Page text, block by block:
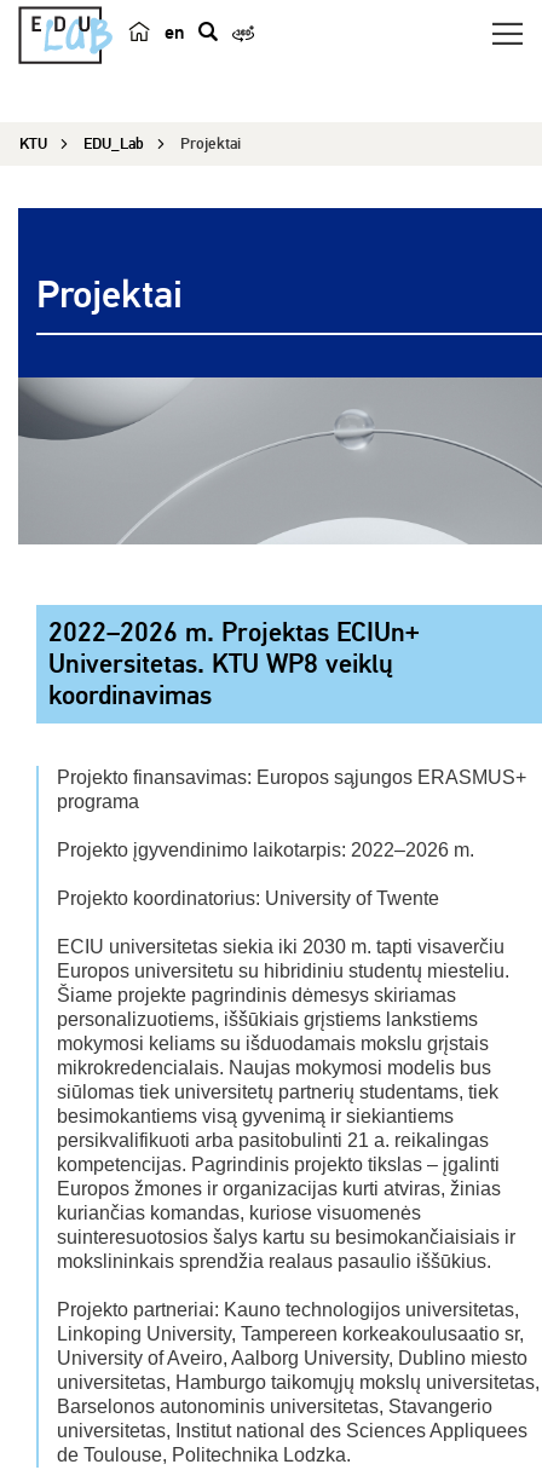
en
e
k
KTU EDU_Lab Projektai
Projektai
2022–2026 m. Projektas ECIUn+
Universitetas. KTU WP8 veiklų
koordinavimas
Projekto finansavimas: Europos sąjungos ERASMUS+
programa
Projekto įgyvendinimo laikotarpis: 2022–2026 m.
Projekto koordinatorius: University of Twente
ECIU universitetas siekia iki 2030 m. tapti visaverčiu
Europos universitetu su hibridiniu studentų miesteliu.
Šiame projekte pagrindinis dėmesys skiriamas
personalizuotiems, iššūkiais grįstiems lankstiems
mokymosi keliams su išduodamais mokslu grįstais
mikrokredencialais. Naujas mokymosi modelis bus
siūlomas tiek universitetų partnerių studentams, tiek
besimokantiems visą gyvenimą ir siekiantiems
persikvalifikuoti arba pasitobulinti 21 a. reikalingas
kompetencijas. Pagrindinis projekto tikslas – įgalinti
Europos žmones ir organizacijas kurti atviras, žinias
kuriančias komandas, kuriose visuomenės
suinteresuotosios šalys kartu su besimokančiaisiais ir
mokslininkais sprendžia realaus pasaulio iššūkius.
Projekto partneriai: Kauno technologijos universitetas,
Linkoping University, Tampereen korkeakoulusaatio sr,
University of Aveiro, Aalborg University, Dublino miesto
universitetas, Hamburgo taikomųjų mokslų universitetas,
Barselonos autonominis universitetas, Stavangerio
universitetas, Institut national des Sciences Appliquees
de Toulouse, Politechnika Lodzka.